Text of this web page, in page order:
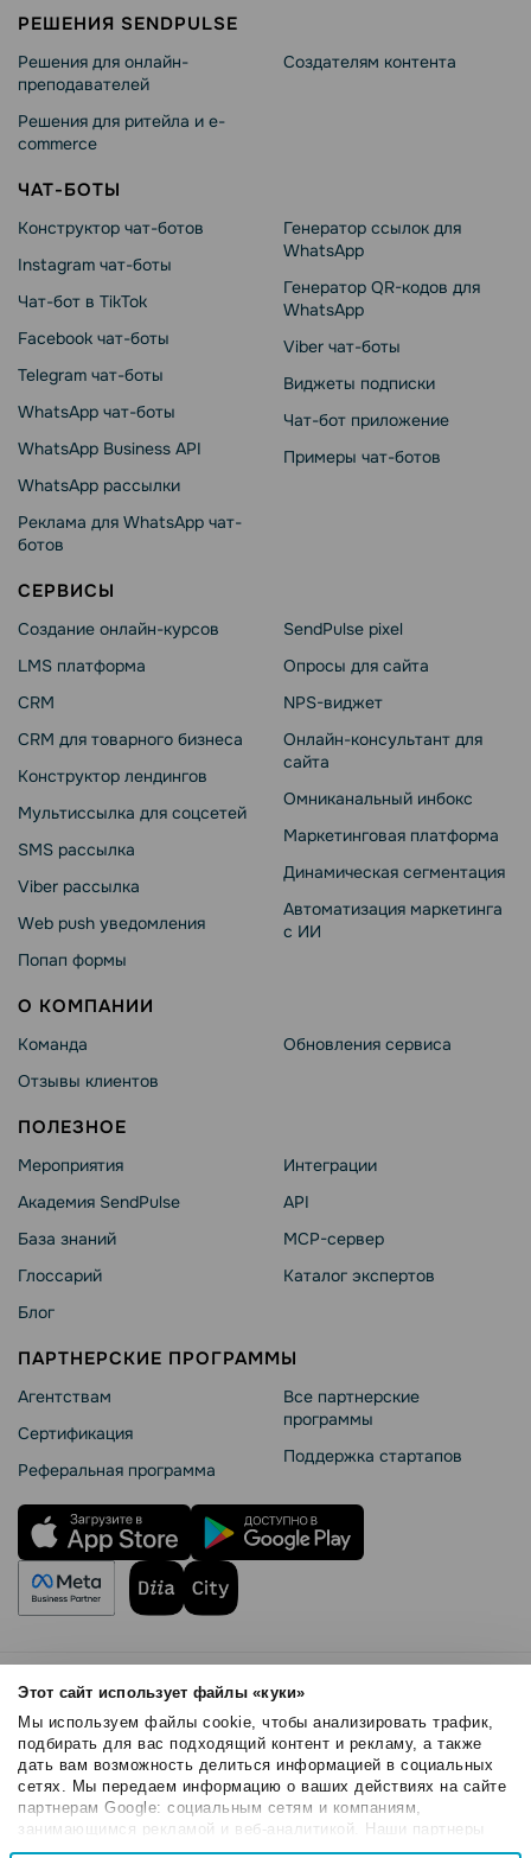
Этот сайт использует файлы «куки»
Мы используем файлы cookie, чтобы анализировать трафик,
подбирать для вас подходящий контент и рекламу, а также
дать вам возможность делиться информацией в социальных
сетях. Мы передаем информацию о ваших действиях на сайте
партнерам Google: социальным сетям и компаниям,
занимающимся рекламой и веб-аналитикой. Наши партнеры
могут комбинировать эти сведения с предоставленной вами
РЕШЕНИЯ SENDPULSE
Решения для онлайн-
преподавателей
Решения для ритейла и e-
commerce
Создателям контента
ЧАТ-БОТЫ
Конструктор чат-ботов
Instagram чат-боты
Чат-бот в TikTok
Facebook чат-боты
Telegram чат-боты
WhatsApp чат-боты
WhatsApp Business API
WhatsApp рассылки
Реклама для WhatsApp чат-
ботов
Генератор ссылок для
WhatsApp
Генератор QR-кодов для
WhatsApp
Viber чат-боты
Виджеты подписки
Чат-бот приложение
Примеры чат-ботов
СЕРВИСЫ
Создание онлайн-курсов
LMS платформа
CRM
CRM для товарного бизнеса
Конструктор лендингов
Мультиссылка для соцсетей
SMS рассылка
Viber рассылка
Web push уведомления
Попап формы
SendPulse pixel
Опросы для сайта
NPS-виджет
Онлайн-консультант для
сайта
Омниканальный инбокс
Маркетинговая платформа
Динамическая сегментация
Автоматизация маркетинга
с ИИ
О КОМПАНИИ
Команда
Отзывы клиентов
Обновления сервиса
ПОЛЕЗНОЕ
Мероприятия
Академия SendPulse
База знаний
Глоссарий
Блог
Интеграции
API
MCP-сервер
Каталог экспертов
ПАРТНЕРСКИЕ ПРОГРАММЫ
Агентствам
Сертификация
Реферальная программа
Все партнерские
программы
Поддержка стартапов
Правила использования
Безопасность SendPulse
Политика конфиденциальности
Политика Cookies
© 2015 - 2026. ООО «СендПульс». Все права защищены.